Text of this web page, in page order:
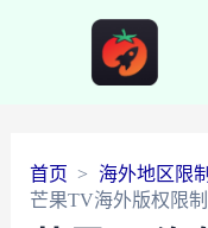
首页
海外地区限制
芒果TV海外版权限